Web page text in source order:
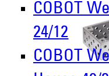
COBOT
24/12
COBOT